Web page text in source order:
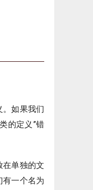
。如果我们
的定义”错
在单独的文
有一个名为